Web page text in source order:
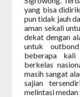
yang bisa
pun tidak jauh
aman sekali
dekat dengan
untuk
beberapa
berkelas
masih sangat
sajian
melintasi